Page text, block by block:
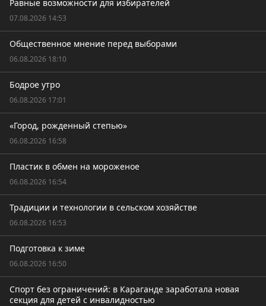
Равные возможности для избирателей
07.08.2026 14:53
Общественное мнение перед выборами
06.08.2026 18:10
Бодрое утро
06.08.2026 17:01
«Город, рожденный степью»
06.08.2026 16:58
Пластик в обмен на мороженое
06.08.2026 16:54
Традиции и технологии в сельском хозяйстве
06.08.2026 16:53
Подготовка к зиме
06.08.2026 16:50
Спорт без ограничений: в Караганде заработала новая
секция для детей с инвалидностью